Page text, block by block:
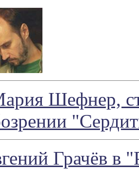
Шефнер,
Грачёв в